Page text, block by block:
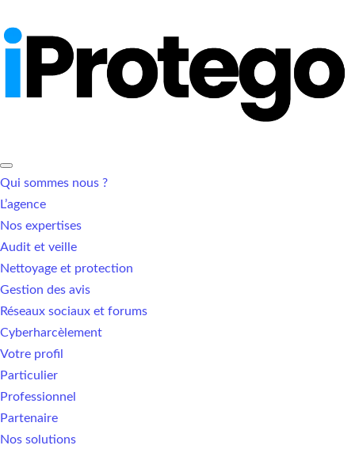
Qui sommes nous ?
L’agence
Nos expertises
Audit et veille
Nettoyage et protection
Gestion des avis
Réseaux sociaux et forums
Cyberharcèlement
Votre profil
Particulier
Professionnel
Partenaire
Nos solutions